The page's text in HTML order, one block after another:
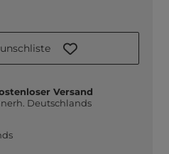
Versand
Deutschlands